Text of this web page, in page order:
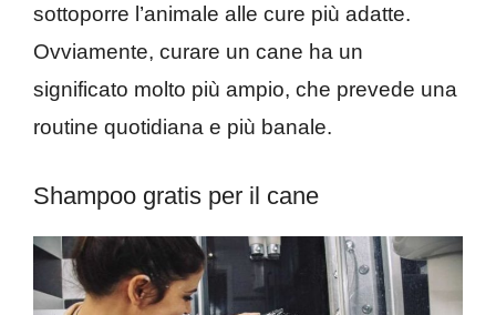
sottoporre l’animale alle cure più adatte.
Ovviamente, curare un cane ha un
significato molto più ampio, che prevede una
routine quotidiana e più banale.
Shampoo gratis per il cane